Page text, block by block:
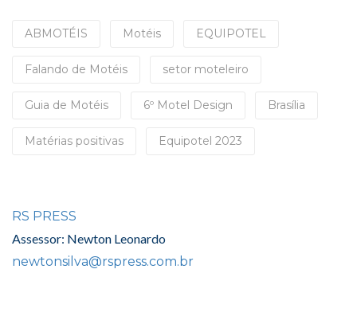
ABMOTÉIS Motéis EQUIPOTEL
Falando de Motéis setor moteleiro
Guia de Motéis 6º Motel Design Brasília
Matérias positivas Equipotel 2023
RS PRESS
Assessor: Newton Leonardo
newtonsilva@rspress.com.br